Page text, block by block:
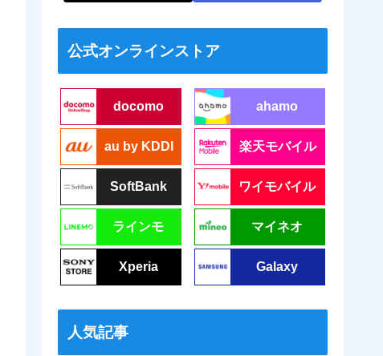
公式オンラインストア
docomo ahamo
au by KDDI 楽天モバイル
SoftBank ワイモバイル
ラインモ マイネオ
Xperia Galaxy
人気記事